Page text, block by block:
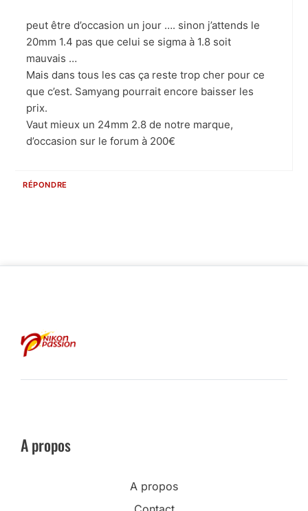
peut être d’occasion un jour …. sinon j’attends le
20mm 1.4 pas que celui se sigma à 1.8 soit
mauvais …
Mais dans tous les cas ça reste trop cher pour ce
que c’est. Samyang pourrait encore baisser les
prix.
Vaut mieux un 24mm 2.8 de notre marque,
d’occasion sur le forum à 200€
RÉPONDRE
A propos
A propos